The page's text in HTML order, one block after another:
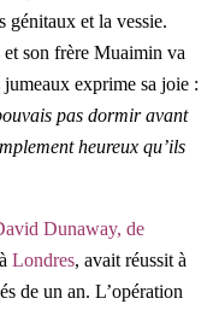
génitaux et la vessie.
et son frère Muaimin va
jumeaux exprime sa joie :
pas dormir avant
heureux qu’ils
Dunaway, de
Londres, avait réussit à
de un an. L’opération